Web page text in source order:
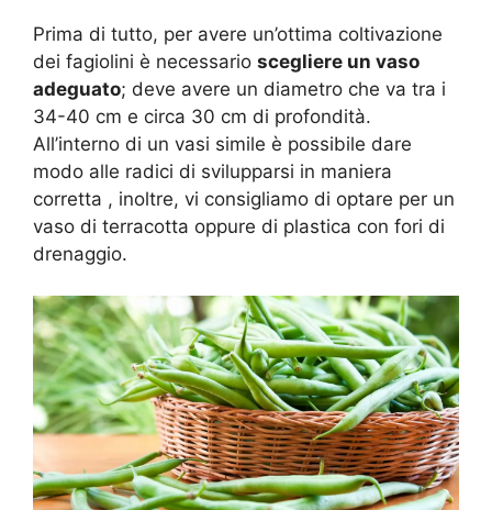
Prima di tutto, per avere un’ottima coltivazione
dei fagiolini è necessario scegliere un vaso
adeguato; deve avere un diametro che va tra i
34-40 cm e circa 30 cm di profondità.
All’interno di un vasi simile è possibile dare
modo alle radici di svilupparsi in maniera
corretta , inoltre, vi consigliamo di optare per un
vaso di terracotta oppure di plastica con fori di
drenaggio.